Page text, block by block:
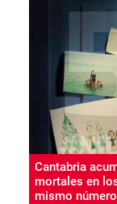
Cantabria
mortales en
mismo